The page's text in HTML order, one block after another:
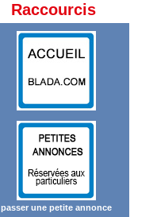
Raccourcis
passer une petite annonce